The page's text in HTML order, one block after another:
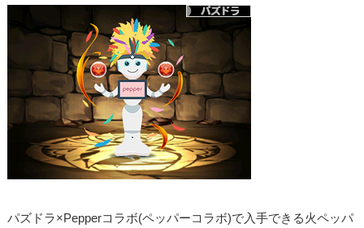
パズドラ×Pepperコラボ(ペッパーコラボ)で入手できる火ペッパ